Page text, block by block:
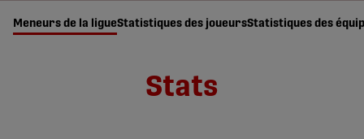
Meneurs de la ligueStatistiques des joueursStatistiques des
Stats